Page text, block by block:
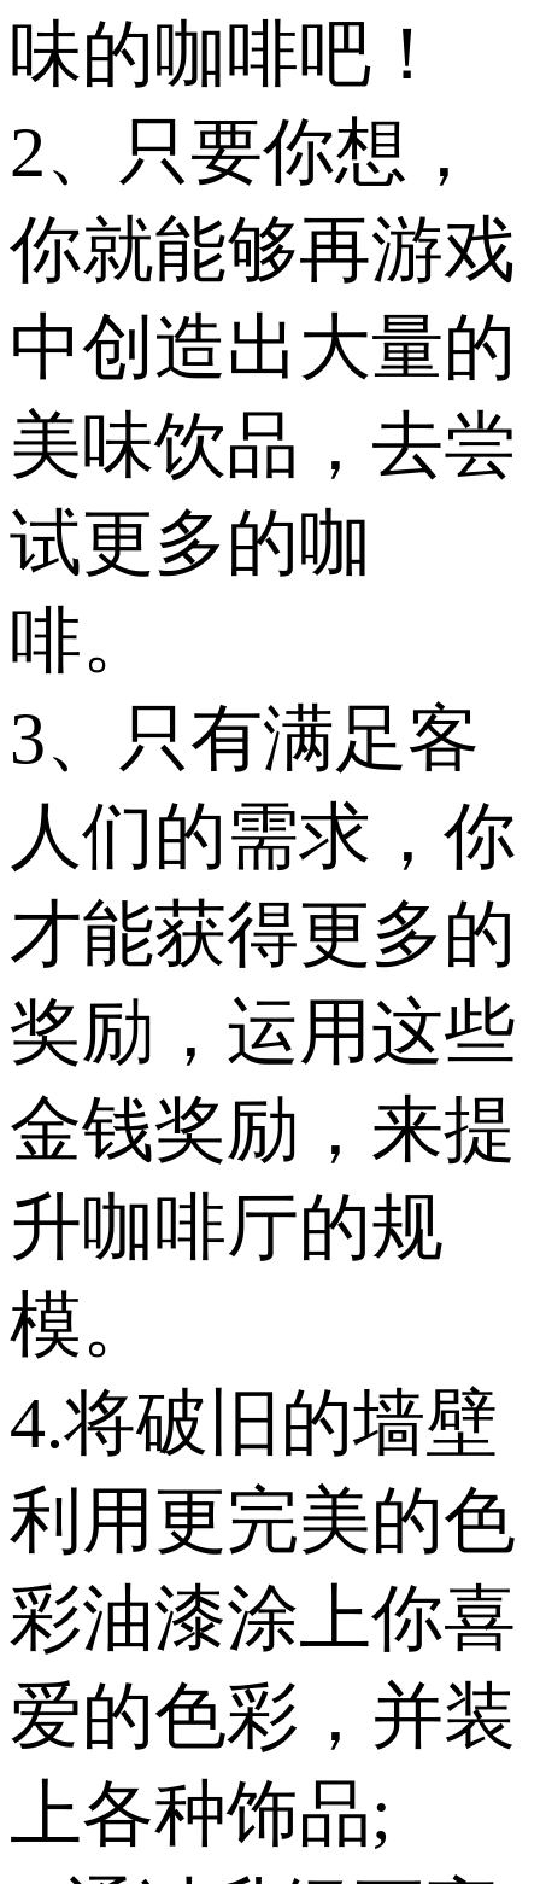
味的咖啡吧！
2、只要你想，
你就能够再游戏
中创造出大量的
美味饮品，去尝
试更多的咖
啡。
3、只有满足客
人们的需求，你
才能获得更多的
奖励，运用这些
金钱奖励，来提
升咖啡厅的规
模。
4.将破旧的墙壁
利用更完美的色
彩油漆涂上你喜
爱的色彩，并装
上各种饰品;